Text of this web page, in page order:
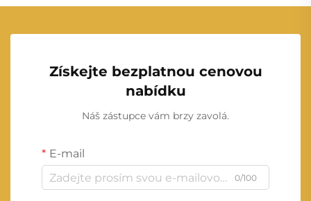
Získejte bezplatnou cenovou
nabídku
Náš zástupce vám brzy zavolá.
E-mail
0/100